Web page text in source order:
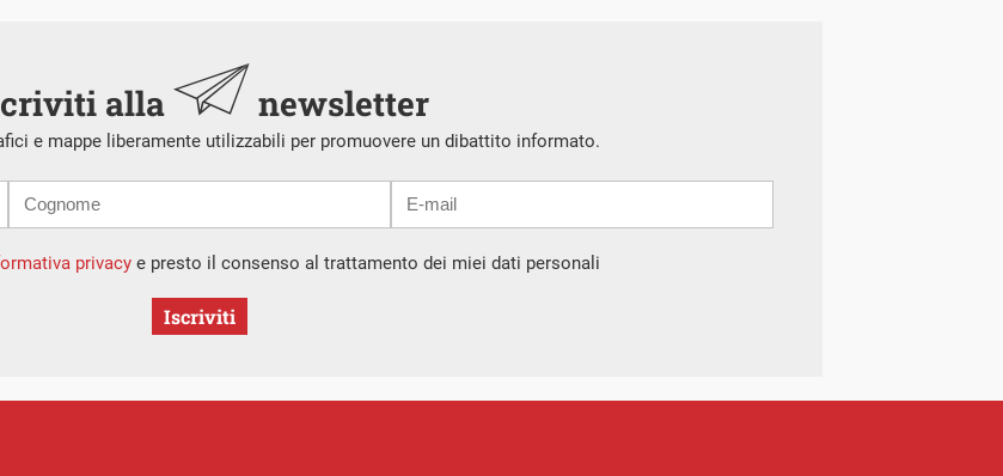
alla newsletter
e mappe liberamente utilizzabili per promuovere un dibattito informato.
privacye presto il consenso al trattamento dei miei dati personali
Iscriviti